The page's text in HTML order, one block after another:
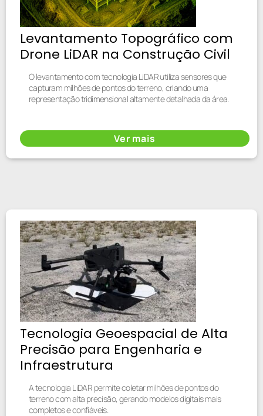
Levantamento Topográfico com
Drone LiDAR na Construção Civil
O levantamento com tecnologia LiDAR utiliza sensores que
capturam milhões de pontos do terreno, criando uma
representação tridimensional altamente detalhada da área.
Ver mais
Tecnologia Geoespacial de Alta
Precisão para Engenharia e
Infraestrutura
A tecnologia LiDAR permite coletar milhões de pontos do
terreno com alta precisão, gerando modelos digitais mais
completos e confiáveis.